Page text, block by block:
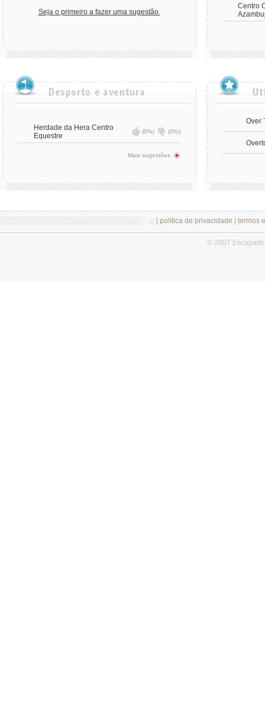
Seja o primeiro a fazer uma sugestão.
Centro
Herdade da Hera Centro
Equestre
(0%) (0%)
Mais sugestões
Over
.:: | política de privacidade termos
© 2007